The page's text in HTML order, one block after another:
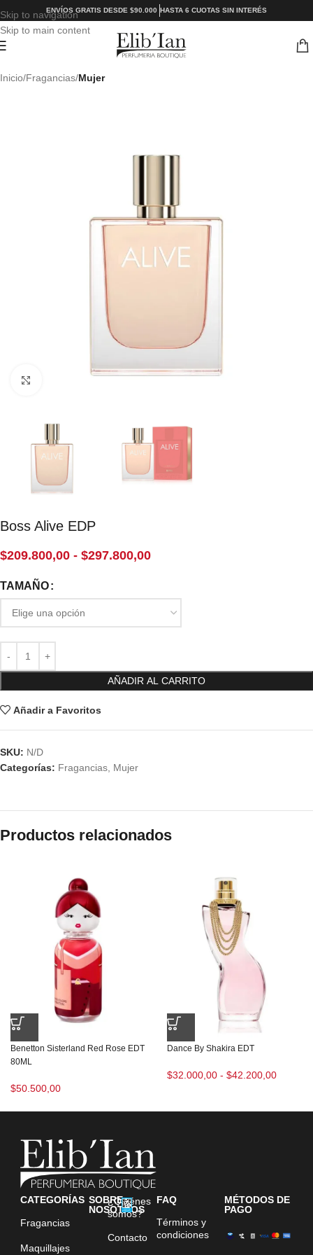
Skip to navigation
Skip to main content
ENVÍOS GRATIS DESDE $90.000 HASTA 6 CUOTAS SIN INTERÉS
Inicio Fragancias Mujer
Boss Alive EDP
$209.800,00 - $297.800,00
TAMAÑO
AÑADIR AL CARRITO
Añadir a Favoritos
SKU: N/D
Categorías: Fragancias, Mujer
Productos relacionados
Benetton Sisterland Red Rose EDT
80ML
$50.500,00
Dance By Shakira EDT
$32.000,00 - $42.200,00
CATEGORÍAS
Fragancias
Maquillajes
SOBRE
NOSOTROS
¿Quiénes
somos?
Contacto
FAQ
Términos y
condiciones
MÉTODOS DE
PAGO